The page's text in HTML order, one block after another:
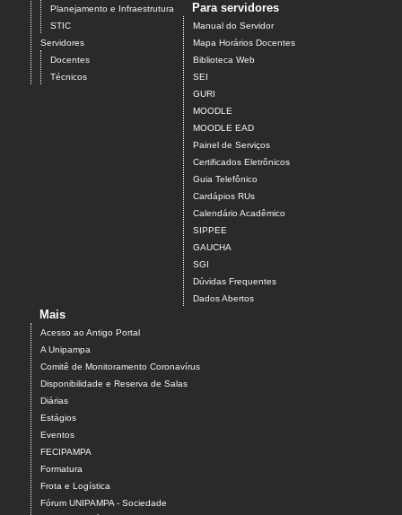
Planejamento e Infraestrutura
STIC
Servidores
Docentes
Técnicos
Para servidores
Manual do Servidor
Mapa Horários Docentes
Biblioteca Web
SEI
GURI
MOODLE
MOODLE EAD
Painel de Serviços
Certificados Eletrônicos
Guia Telefônico
Cardápios RUs
Calendário Acadêmico
SIPPEE
GAUCHA
SGI
Dúvidas Frequentes
Dados Abertos
Mais
Acesso ao Antigo Portal
A Unipampa
Comitê de Monitoramento Coronavírus
Disponibilidade e Reserva de Salas
Diárias
Estágios
Eventos
FECIPAMPA
Formatura
Frota e Logística
Fórum UNIPAMPA - Sociedade